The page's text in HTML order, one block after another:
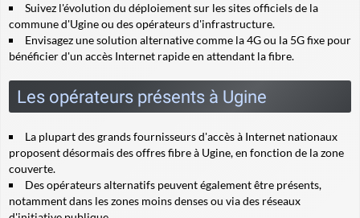
Suivez l'évolution du déploiement sur les sites officiels de la
commune d'Ugine ou des opérateurs d'infrastructure.
Envisagez une solution alternative comme la 4G ou la 5G fixe pour
bénéficier d'un accès Internet rapide en attendant la fibre.
Les opérateurs présents à Ugine
La plupart des grands fournisseurs d'accès à Internet nationaux
proposent désormais des offres fibre à Ugine, en fonction de la zone
couverte.
Des opérateurs alternatifs peuvent également être présents,
notamment dans les zones moins denses ou via des réseaux